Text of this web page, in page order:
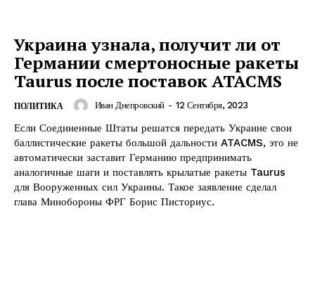
Украина узнала, получит ли от
Германии смертоносные ракеты
Taurus после поставок ATACMS
ПОЛИТИКА Иван Днепровский - 12 Сентября, 2023
Если Соединенные Штаты решатся передать Украине свои
баллистические ракеты большой дальности ATACMS, это не
автоматически заставит Германию предпринимать
аналогичные шаги и поставлять крылатые ракеты Taurus
для Вооруженных сил Украины. Такое заявление сделал
глава Минобороны ФРГ Борис Писториус.